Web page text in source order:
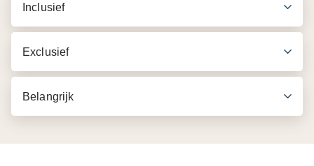
Inclusief
Exclusief
Belangrijk